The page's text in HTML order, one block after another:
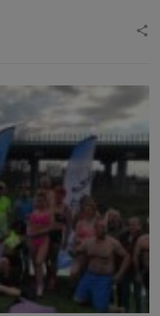
share